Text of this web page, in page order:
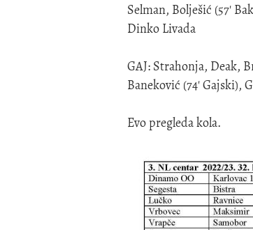
Selman, Bolješić (57'
Dinko Livada
GAJ: Strahonja, Deak,
Baneković (74' Gajski),
Evo pregleda kola.